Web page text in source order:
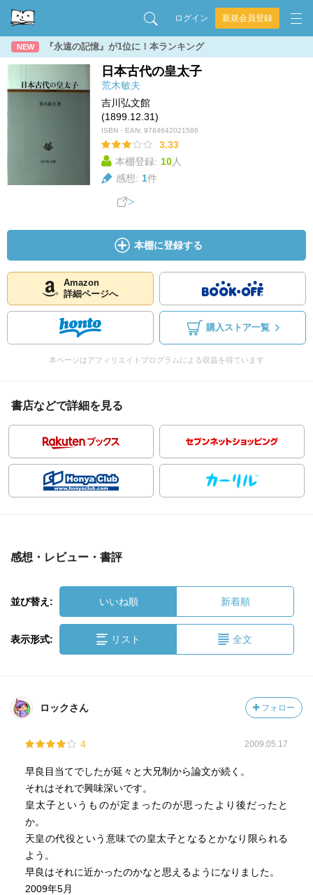
ログイン 新規会員登録
NEW 『永遠の記憶』が1位に！本ランキング
日本古代の皇太子
荒木敏夫
吉川弘文館
(1899.12.31)
ISBN・EAN: 9784642021586
3.33
本棚登録: 10人
感想: 1件
本棚に登録する
Amazon
詳細ページへ
購入ストア一覧
本ページはアフィリエイトプログラムによる収益を得ています
書店などで詳細を見る
感想・レビュー・書評
並び替え: いいね順 新着順
表示形式: リスト 全文
ロックさん フォロー
4 2009.05.17
早良目当てでしたが延々と大兄制から論文が続く。
それはそれで興味深いです。
皇太子というものが定まったのが思ったより後だったと
か。
天皇の代役という意味での皇太子となるとかなり限られる
よう。
早良はそれに近かったのかなと思えるようになりました。
2009年5月